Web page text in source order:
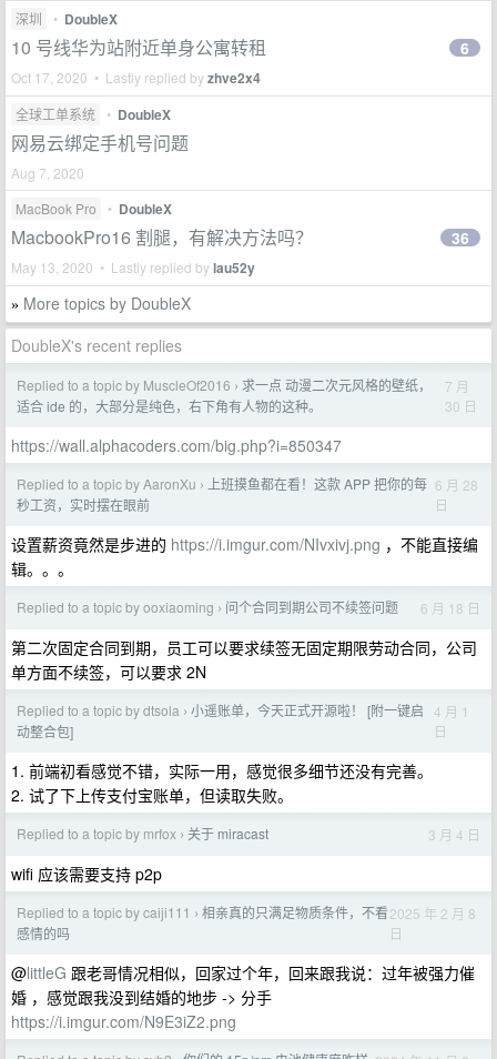
深圳 • DoubleX
10 号线华为站附近单身公寓转租
Oct 17, 2020 • Lastly replied byzhve2x4
6
全球工单系统 • DoubleX
网易云绑定手机号问题
Aug 7, 2020
MacBook Pro
• DoubleX
MacbookPro16 割腿，有解决方法吗？
May 13, 2020 • Lastly replied bylau52y
36
» More topics by DoubleX
DoubleX's recent replies
Replied to a topic by MuscleOf2016 › 求一点 动漫二次元风格的壁纸，
适合 ide 的，大部分是纯色，右下角有人物的这种。
7 月
30 日
https://wall.alphacoders.com/big.php?i=850347
Replied to a topic by AaronXu ›
上班摸鱼都在看！这款 APP 把你的每
秒工资，实时摆在眼前
6 月 28
日
设置薪资竟然是步进的 https://i.imgur.com/NIvxivj.png ，不能直接编
辑。。。
Replied to a topic by ooxiaoming › 问个合同到期公司不续签问题 6 月 18 日
第二次固定合同到期，员工可以要求续签无固定期限劳动合同，公司
单方面不续签，可以要求 2N
Replied to a topic by dtsola › 小遥账单，今天正式开源啦！ [附一键启
动整合包]
4 月 1
日
1. 前端初看感觉不错，实际一用，感觉很多细节还没有完善。
2. 试了下上传支付宝账单，但读取失败。
Replied to a topic by mrfox › 关于 miracast 3 月 4 日
wifi 应该需要支持 p2p
Replied to a topic by caiji111 › 相亲真的只满足物质条件，不看
感情的吗
2025 年 2 月 8
日
@littleG 跟老哥情况相似，回家过个年，回来跟我说：过年被强力催
婚 ，感觉跟我没到结婚的地步 -> 分手
https://i.imgur.com/N9E3iZ2.png